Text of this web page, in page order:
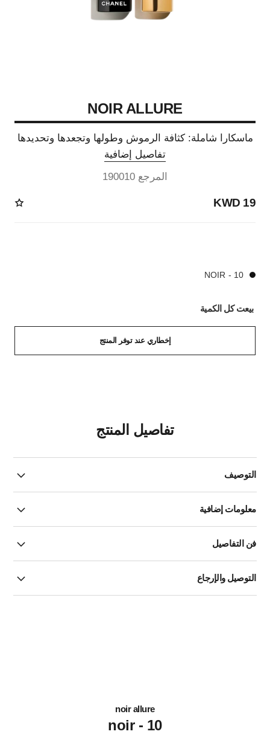
NOIR ALLURE
ماسكارا شاملة: كثافة الرموش وطولها وتجعدها وتحديدها
تفاصيل إضافية
المرجع 190010
19 KWD
10 - NOIR
بيعت كل الكمية
إخطاري عند توفر المنتج
تفاصيل المنتج
التوصيف
معلومات إضافية
فن التفاصيل
التوصيل والإرجاع
noir allure
10 - noir